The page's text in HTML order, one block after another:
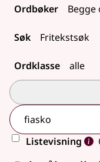
Ordbøker
Søk
Ordklasse
Listevisning